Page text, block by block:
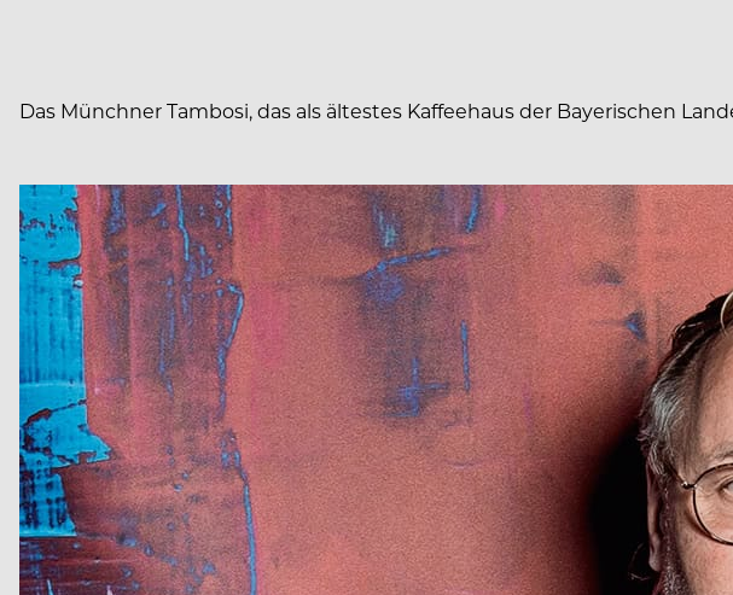
Das Münchner Tambosi, das als ältestes Kaffeehaus der Bayerischen